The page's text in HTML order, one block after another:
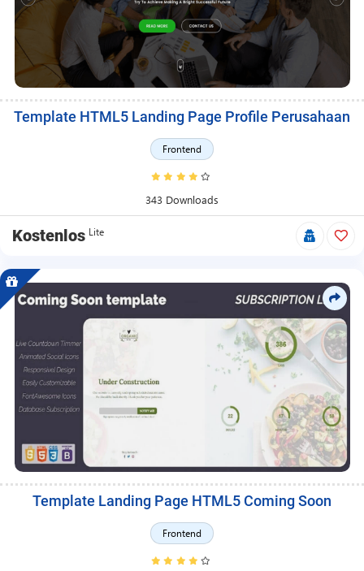
Template HTML5 Landing Page Profile Perusahaan
Frontend
343 Downloads
Kostenlos Lite
Template Landing Page HTML5 Coming Soon
Frontend